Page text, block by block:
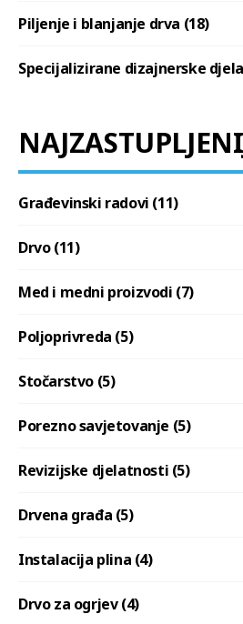
Piljenje i blanjanje drva (18)
Specijalizirane dizajnerske
Građevinski radovi (11)
Drvo (11)
Med i medni proizvodi (7)
Poljoprivreda (5)
Stočarstvo (5)
Porezno savjetovanje (5)
Revizijske djelatnosti (5)
Drvena građa (5)
Instalacija plina (4)
Drvo za ogrjev (4)